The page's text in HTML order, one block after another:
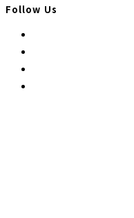
주
Follow Us